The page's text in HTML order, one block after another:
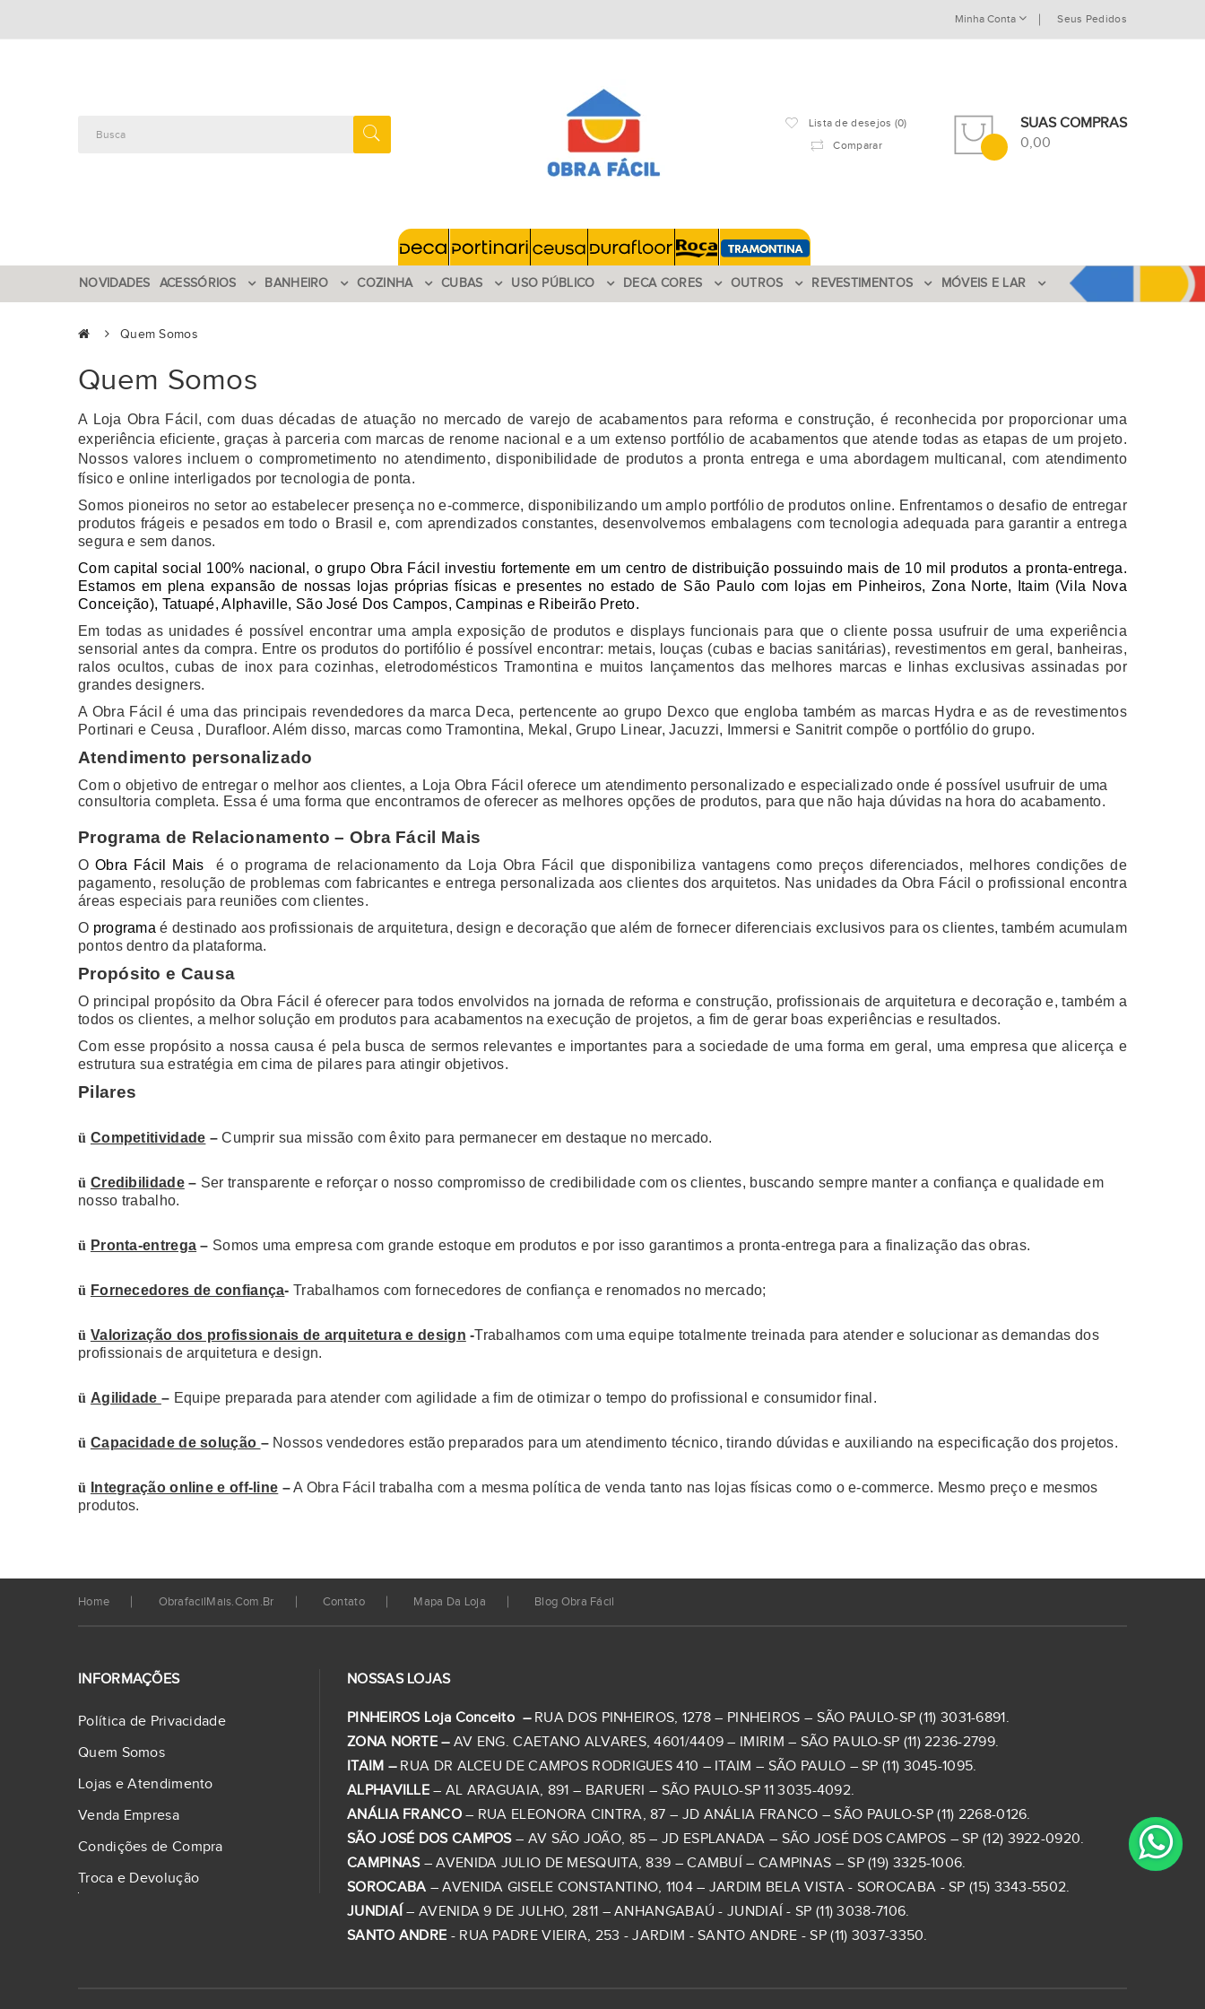
Minha Conta Seus Pedidos
Lista de desejos (0)
Comparar
SUAS COMPRAS
0,00
NOVIDADES ACESSÓRIOS BANHEIRO COZINHA CUBAS USO PÚBLICO DECA CORES OUTROS REVESTIMENTOS MÓVEIS E LAR
Quem Somos
Quem Somos
A Loja Obra Fácil, com duas décadas de atuação no mercado de varejo de acabamentos para reforma e construção, é reconhecida por proporcionar uma
experiência eficiente, graças à parceria com marcas de renome nacional e a um extenso portfólio de acabamentos que atende todas as etapas de um projeto.
Nossos valores incluem o comprometimento no atendimento, disponibilidade de produtos a pronta entrega e uma abordagem multicanal, com atendimento
físico e online interligados por tecnologia de ponta.
Somos pioneiros no setor ao estabelecer presença no e-commerce, disponibilizando um amplo portfólio de produtos online. Enfrentamos o desafio de entregar
produtos frágeis e pesados em todo o Brasil e, com aprendizados constantes, desenvolvemos embalagens com tecnologia adequada para garantir a entrega
segura e sem danos.
Com capital social 100% nacional, o grupo Obra Fácil investiu fortemente em um centro de distribuição possuindo mais de 10 mil produtos a pronta-entrega.
Estamos em plena expansão de nossas lojas próprias físicas e presentes no estado de São Paulo com lojas em Pinheiros, Zona Norte, Itaim (Vila Nova
Conceição), Tatuapé, Alphaville, São José Dos Campos, Campinas e Ribeirão Preto.
Em todas as unidades é possível encontrar uma ampla exposição de produtos e displays funcionais para que o cliente possa usufruir de uma experiência
sensorial antes da compra. Entre os produtos do portifólio é possível encontrar: metais, louças (cubas e bacias sanitárias), revestimentos em geral, banheiras,
ralos ocultos, cubas de inox para cozinhas, eletrodomésticos Tramontina e muitos lançamentos das melhores marcas e linhas exclusivas assinadas por
grandes designers.
A Obra Fácil é uma das principais revendedores da marca Deca, pertencente ao grupo Dexco que engloba também as marcas Hydra e as de revestimentos
Portinari e Ceusa , Durafloor. Além disso, marcas como Tramontina, Mekal, Grupo Linear, Jacuzzi, Immersi e Sanitrit compõe o portfólio do grupo.
Atendimento personalizado
Com o objetivo de entregar o melhor aos clientes, a Loja Obra Fácil oferece um atendimento personalizado e especializado onde é possível usufruir de uma
consultoria completa. Essa é uma forma que encontramos de oferecer as melhores opções de produtos, para que não haja dúvidas na hora do acabamento.
Programa de Relacionamento – Obra Fácil Mais
OObra Fácil Mais é o programa de relacionamento da Loja Obra Fácil que disponibiliza vantagens como preços diferenciados, melhores condições de
pagamento, resolução de problemas com fabricantes e entrega personalizada aos clientes dos arquitetos. Nas unidades da Obra Fácil o profissional encontra
áreas especiais para reuniões com clientes.
O programa é destinado aos profissionais de arquitetura, design e decoração que além de fornecer diferenciais exclusivos para os clientes, também acumulam
pontos dentro da plataforma.
Propósito e Causa
O principal propósito da Obra Fácil é oferecer para todos envolvidos na jornada de reforma e construção, profissionais de arquitetura e decoração e, também a
todos os clientes, a melhor solução em produtos para acabamentos na execução de projetos, a fim de gerar boas experiências e resultados.
Com esse propósito a nossa causa é pela busca de sermos relevantes e importantes para a sociedade de uma forma em geral, uma empresa que alicerça e
estrutura sua estratégia em cima de pilares para atingir objetivos.
Pilares
ü Competitividade – Cumprir sua missão com êxito para permanecer em destaque no mercado.
ü Credibilidade– Ser transparente e reforçar o nosso compromisso de credibilidade com os clientes, buscando sempre manter a confiança e qualidade em
nosso trabalho.
ü Pronta-entrega – Somos uma empresa com grande estoque em produtos e por isso garantimos a pronta-entrega para a finalização das obras.
ü Fornecedores de confiança- Trabalhamos com fornecedores de confiança e renomados no mercado;
ü Valorização dos profissionais de arquitetura e design -Trabalhamos com uma equipe totalmente treinada para atender e solucionar as demandas dos
profissionais de arquitetura e design.
ü Agilidade – Equipe preparada para atender com agilidade a fim de otimizar o tempo do profissional e consumidor final.
ü Capacidade de solução –Nossos vendedores estão preparados para um atendimento técnico, tirando dúvidas e auxiliando na especificação dos projetos.
ü Integração online e off-line –A Obra Fácil trabalha com a mesma política de venda tanto nas lojas físicas como o e-commerce. Mesmo preço e mesmos
produtos.
Home ObrafacilMais.com.br Contato Mapa Da Loja Blog Obra Fácil
INFORMAÇÕES
Política de Privacidade
Quem Somos
Lojas e Atendimento
Venda Empresa
Condições de Compra
Troca e Devolução
NOSSAS LOJAS
PINHEIROS Loja Conceito – RUA DOS PINHEIROS, 1278 – PINHEIROS – SÃO PAULO-SP (11) 3031-6891.
ZONA NORTE – AV ENG. CAETANO ALVARES, 4601/4409 – IMIRIM – SÃO PAULO-SP (11) 2236-2799.
ITAIM – RUA DR ALCEU DE CAMPOS RODRIGUES 410 – ITAIM – SÃO PAULO – SP (11) 3045-1095.
ALPHAVILLE – AL ARAGUAIA, 891 – BARUERI – SÃO PAULO-SP 11 3035-4092.
ANÁLIA FRANCO– RUA ELEONORA CINTRA, 87 – JD ANÁLIA FRANCO – SÃO PAULO-SP (11) 2268-0126.
SÃO JOSÉ DOS CAMPOS– AV SÃO JOÃO, 85 – JD ESPLANADA – SÃO JOSÉ DOS CAMPOS – SP (12) 3922-0920.
CAMPINAS– AVENIDA JULIO DE MESQUITA, 839 – CAMBUÍ – CAMPINAS – SP (19) 3325-1006.
SOROCABA – AVENIDA GISELE CONSTANTINO, 1104 – JARDIM BELA VISTA - SOROCABA - SP (15) 3343-5502.
JUNDIAÍ – AVENIDA 9 DE JULHO, 2811 – ANHANGABAÚ - JUNDIAÍ - SP (11) 3038-7106.
SANTO ANDRE - RUA PADRE VIEIRA, 253 - JARDIM - SANTO ANDRE - SP (11) 3037-3350.